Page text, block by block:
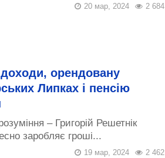
2 684
20 мар, 2024
орендовану
Липках і пенсію
– Григорій Решетнік
заробляє гроші...
2 462
19 мар, 2024